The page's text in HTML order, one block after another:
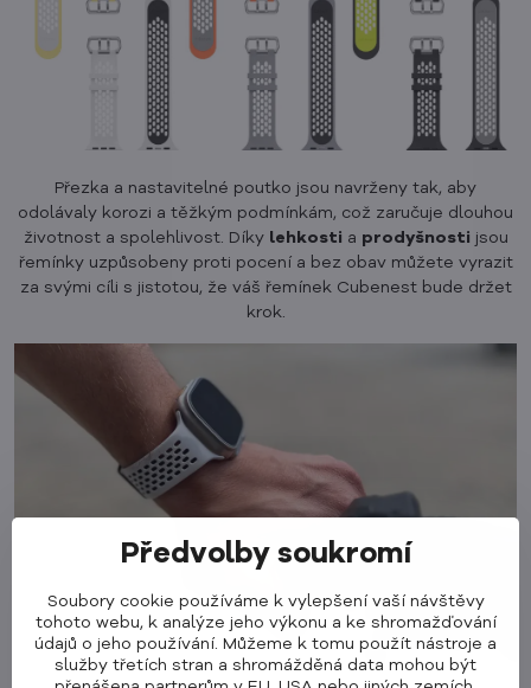
Přezka a nastavitelné poutko jsou navrženy tak, aby
odolávaly korozi a těžkým podmínkám, což zaručuje dlouhou
životnost a spolehlivost. Díky lehkosti a prodyšnosti jsou
řemínky uzpůsobeny proti pocení a bez obav můžete vyrazit
za svými cíli s jistotou, že váš řemínek Cubenest bude držet
krok.
Předvolby soukromí
Soubory cookie používáme k vylepšení vaší návštěvy
tohoto webu, k analýze jeho výkonu a ke shromažďování
údajů o jeho používání. Můžeme k tomu použít nástroje a
služby třetích stran a shromážděná data mohou být